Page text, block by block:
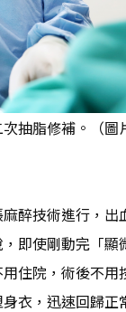
抽脂修補。（圖
醉技術進行，出
即使剛動完「顯
住院，術後不用
衣，迅速回歸正